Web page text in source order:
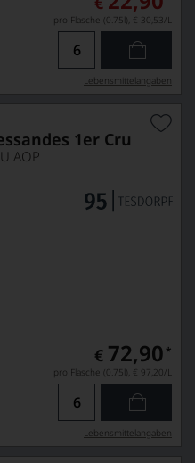
pro Flasche (0.75l), € 30,53/L
Lebensmittel­angaben
1er Cru
AOP
€ 72,90 *
pro Flasche (0.75l), € 97,20/L
Lebensmittel­angaben